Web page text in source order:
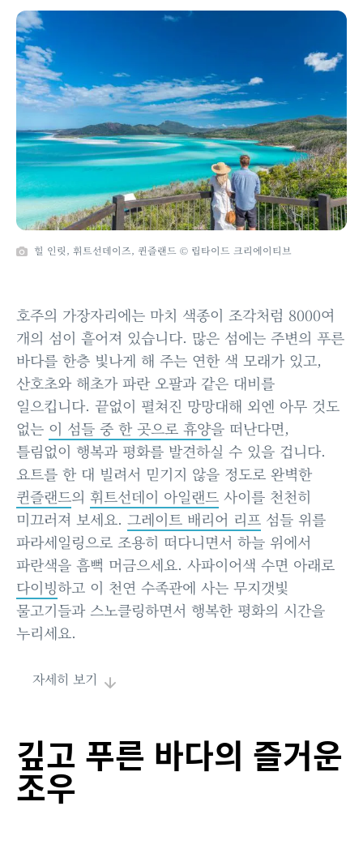
힐 인릿, 휘트선데이즈, 퀸즐랜드 © 립타이드 크리에이티브
호주의 가장자리에는 마치 색종이 조각처럼 8000여
개의 섬이 흩어져 있습니다. 많은 섬에는 주변의 푸른
바다를 한층 빛나게 해 주는 연한 색 모래가 있고,
산호초와 해초가 파란 오팔과 같은 대비를
일으킵니다. 끝없이 펼쳐진 망망대해 외엔 아무 것도
없는 이 섬들 중 한 곳으로 휴양을 떠난다면,
틀림없이 행복과 평화를 발견하실 수 있을 겁니다.
요트를 한 대 빌려서 믿기지 않을 정도로 완벽한
퀸즐랜드의 휘트선데이 아일랜드 사이를 천천히
미끄러져 보세요. 그레이트 배리어 리프 섬들 위를
파라세일링으로 조용히 떠다니면서 하늘 위에서
파란색을 흠뻑 머금으세요. 사파이어색 수면 아래로
다이빙하고 이 천연 수족관에 사는 무지갯빛
물고기들과 스노클링하면서 행복한 평화의 시간을
누리세요.
자세히 보기
깊고 푸른 바다의 즐거운
조우